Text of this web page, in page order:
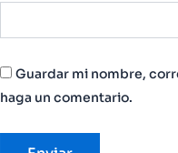
Guardar mi nombre,
haga un comentario.